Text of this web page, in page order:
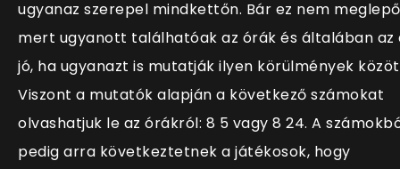
ugyanaz szerepel mindkettőn. Bár ez nem
mert ugyanott találhatóak az órák és általában az
jó, ha ugyanazt is mutatják ilyen körülmények
Viszont a mutatók alapján a következő számokat
olvashatjuk le az órákról: 8 5 vagy 8 24. A
pedig arra következtetnek a játékosok, hogy